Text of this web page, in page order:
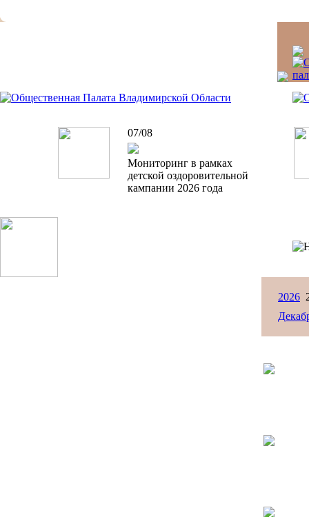
07/08
Мониторинг в рамках
детской оздоровительной
кампании 2026 года
2026